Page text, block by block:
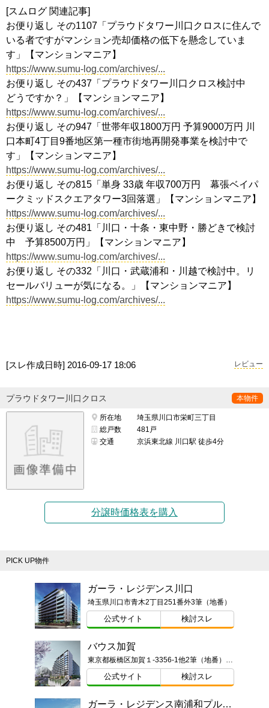
[スムログ 関連記事]
お便り返し その1107「プラウドタワー川口クロスに住んで
いる者ですがマンション売却価格の低下を懸念していま
す」【マンションマニア】
https://www.sumu-log.com/archives/...
お便り返し その437「プラウドタワー川口クロス検討中
どうですか？」【マンションマニア】
https://www.sumu-log.com/archives/...
お便り返し その947「世帯年収1800万円 予算9000万円 川
口本町4丁目9番地区第一種市街地再開発事業を検討中で
す」【マンションマニア】
https://www.sumu-log.com/archives/...
お便り返し その815「単身 33歳 年収700万円 幕張ベイパ
ークミッドスクエアタワー3回落選」【マンションマニア】
https://www.sumu-log.com/archives/...
お便り返し その481「川口・十条・東中野・勝どきで検討
中 予算8500万円」【マンションマニア】
https://www.sumu-log.com/archives/...
お便り返し その332「川口・武蔵浦和・川越で検討中。リ
セールバリューが気になる。」【マンションマニア】
https://www.sumu-log.com/archives/...
[スレ作成日時] 2016-09-17 18:06 レビュー
プラウドタワー川口クロス 本物件
所在地
埼玉県川口市栄町三丁目
総戸数
481戸
交通
京浜東北線 川口駅 徒歩4分
分譲時価格表を購入
PICK UP物件
ガーラ・レジデンス川口
埼玉県川口市青木2丁目251番外3筆（地番）
公式サイト 検討スレ
バウス加賀
東京都板橋区加賀１-3356-1他2筆（地番）ほか
公式サイト 検討スレ
ガーラ・レジデンス南浦和プルミエ